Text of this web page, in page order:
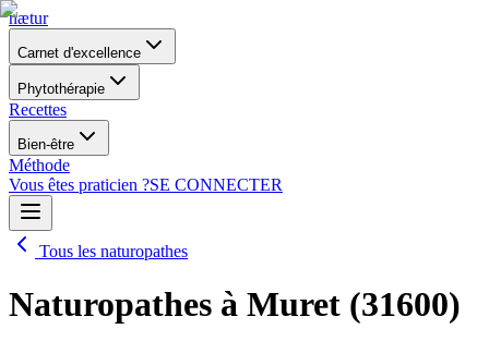
nætur
Carnet d'excellence
Phytothérapie
Recettes
Bien-être
Méthode
Vous êtes praticien ?SE CONNECTER
Tous les naturopathes
Naturopathes à Muret (31600)